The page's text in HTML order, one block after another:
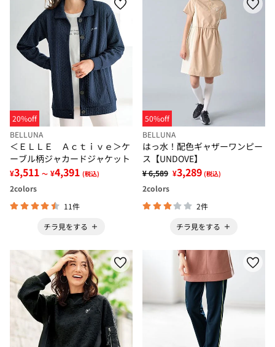
20%off
BELLUNA
＜ＥＬＬＥ Ａｃｔｉｖｅ＞ケ
ーブル柄ジャカードジャケット
¥3,511 ～ ¥4,391 (税込)
2colors
11件
チラ見をする
50%off
BELLUNA
はっ水！配色ギャザーワンピー
ス【UNDOVE】
¥ 6,589 ¥3,289 (税込)
2colors
2件
チラ見をする